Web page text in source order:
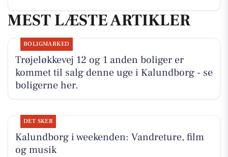
MEST LÆSTE ARTIKLER
BOLIGMARKED
Trøjeløkkevej 12 og 1 anden boliger er
kommet til salg denne uge i Kalundborg - se
boligerne her.
DET SKER
Kalundborg i weekenden: Vandreture, film
og musik